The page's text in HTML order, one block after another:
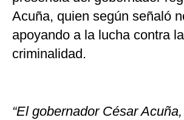
Acuña, quien según señaló
apoyando a la lucha contra la
criminalidad.
“El gobernador César